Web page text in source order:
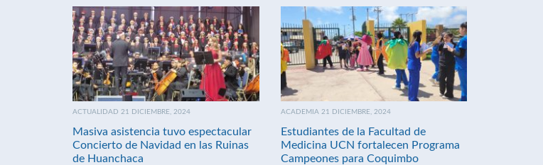
ACTUALIDAD 21 DICIEMBRE, 2024
Masiva asistencia tuvo espectacular
Concierto de Navidad en las Ruinas
de Huanchaca
ACADEMIA 21 DICIEMBRE, 2024
Estudiantes de la Facultad de
Medicina UCN fortalecen Programa
Campeones para Coquimbo